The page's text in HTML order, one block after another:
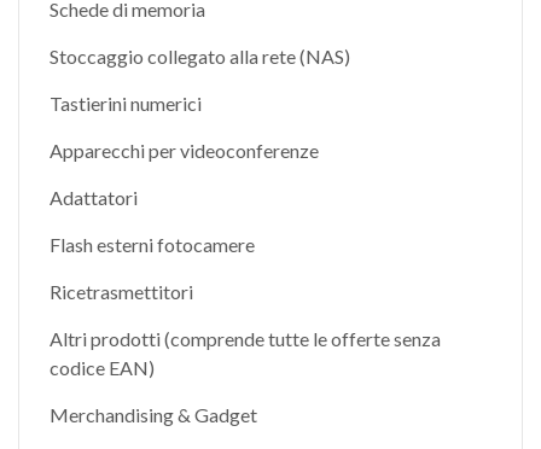
Schede di memoria
Stoccaggio collegato alla rete (NAS)
Tastierini numerici
Apparecchi per videoconferenze
Adattatori
Flash esterni fotocamere
Ricetrasmettitori
Altri prodotti (comprende tutte le offerte senza
codice EAN)
Merchandising & Gadget